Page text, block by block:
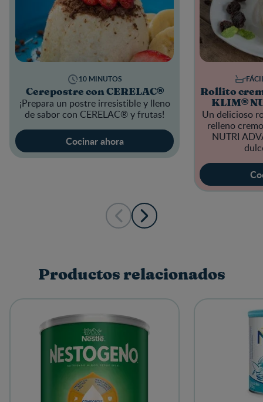
Cerepostre con CERELAC®
¡Prepara un postre irresistible y lleno
de sabor con CERELAC®y frutas!
10 MINUTOS
Cocinar ahora
Rollito
KLIM®
Un delicioso
relleno
NUTRI
Productos relacionados